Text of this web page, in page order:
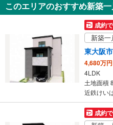
大阪府交
このエリアのおすすめ新築
成約
新築一
東大阪
4,680万円
4LDK
土地面積
近鉄けい
成約